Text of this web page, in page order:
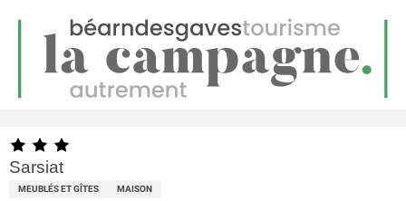
Menu
Sarsiat
Sarsiat
MEUBLÉS ET GÎTES MAISON